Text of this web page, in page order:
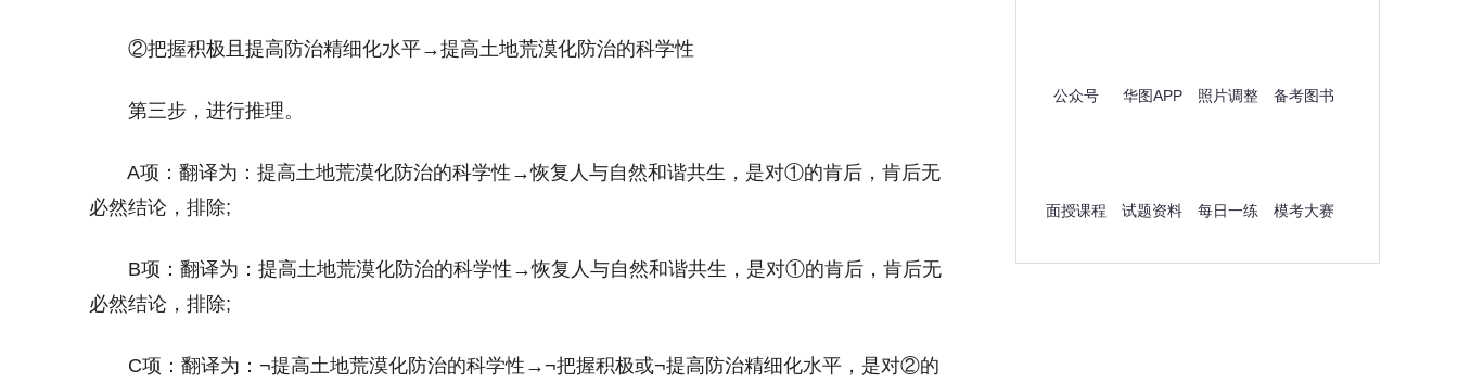
②把握积极且提高防治精细化水平→提高土地荒漠化防治的科学性
第三步，进行推理。
A项：翻译为：提高土地荒漠化防治的科学性→恢复人与自然和谐共生，是对①的肯后，肯后无
必然结论，排除;
B项：翻译为：提高土地荒漠化防治的科学性→恢复人与自然和谐共生，是对①的肯后，肯后无
必然结论，排除;
C项：翻译为：¬提高土地荒漠化防治的科学性→¬把握积极或¬提高防治精细化水平，是对②的
公众号 华图APP 照片调整 备考图书
面授课程 试题资料 每日一练 模考大赛